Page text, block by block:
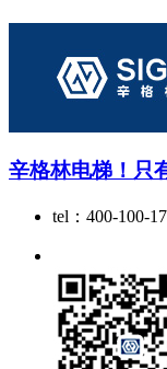
辛格林电梯！只
tel：400-100-